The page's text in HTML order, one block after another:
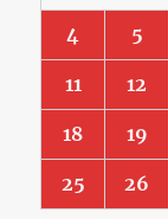
4 5
11 12
18 19
25 26